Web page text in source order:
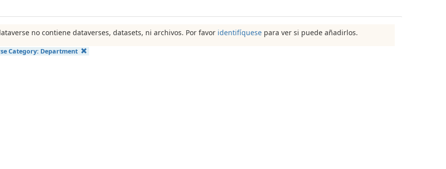
no contiene dataverses, datasets, ni archivos. Por favor identifíquese para ver si puede añadirlos.
Category: Department